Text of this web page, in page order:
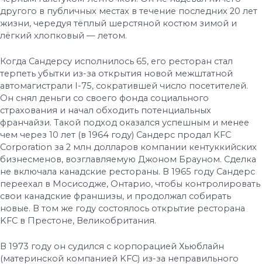
другого в публичных местах в течение последних 20 лет
жизни, чередуя тёплый шерстяной костюм зимой и
лёгкий хлопковый — летом.
Когда Сандерсу исполнилось 65, его ресторан стал
терпеть убытки из-за открытия новой межштатной
автомагистрали I-75, сократившей число посетителей.
Он снял деньги со своего фонда социального
страхования и начал обходить потенциальных
франчайзи. Такой подход оказался успешным и менее
чем через 10 лет (в 1964 году) Сандерс продал KFC
Corporation за 2 млн долларов компании кентуккийских
бизнесменов, возглавляемую Джоном Брауном. Сделка
не включала канадские рестораны. В 1965 году Сандерс
переехал в Мосисодже, Онтарио, чтобы контролировать
свои канадские франшизы, и продолжал собирать
новые. В том же году состоялось открытие ресторана
KFC в Престоне, Великобритания.
В 1973 году он судился с корпорацией Хьюблайн
(материнской компанией KFC) из-за неправильного